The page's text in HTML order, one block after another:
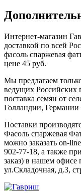
Интернет-магазин
доставкой по всей
фасоль спаржевая
цене 45 руб.
Мы предлагаем
ведущих Российских
поставка семян от
Голландии,
Поставки
Фасоль спаржевая
можно заказать on-
902-77-18, а также
заказ) в нашем офисе
ул.Складочная, д.3,